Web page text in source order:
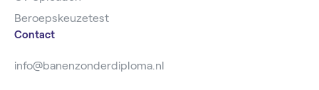
Beroepskeuzetest
Contact
info@banenzonderdiploma.nl